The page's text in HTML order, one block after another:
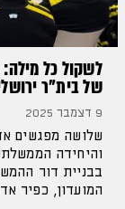
לשקול כל
של בית"ר
9 דצמבר 2025
שלושה מפגשים
והיחידה
בבניית דור
המועדון, כפיר